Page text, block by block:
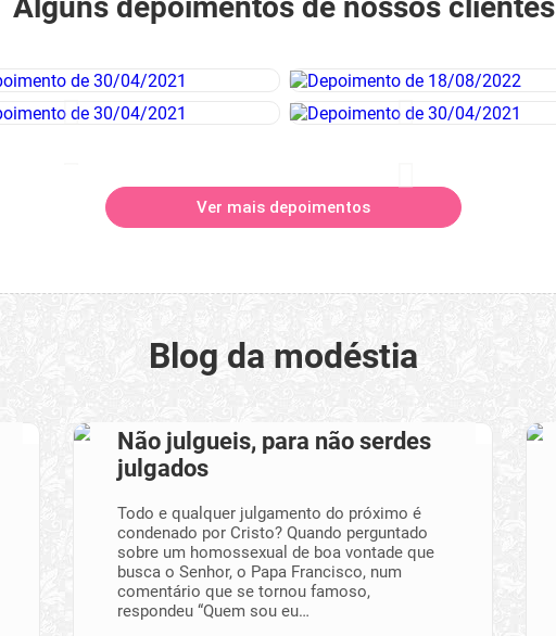
Ver mais depoimentos
Blog da modéstia
Não julgueis, para não serdes
julgados
Todo e qualquer julgamento do próximo é
condenado por Cristo? Quando perguntado
sobre um homossexual de boa vontade que
busca o Senhor, o Papa Francisco, num
comentário que se tornou famoso,
respondeu “Quem sou eu…